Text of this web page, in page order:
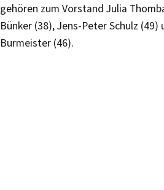
gehören zum Vorstand Julia
Bünker (38), Jens-Peter Schulz (49)
Burmeister (46).